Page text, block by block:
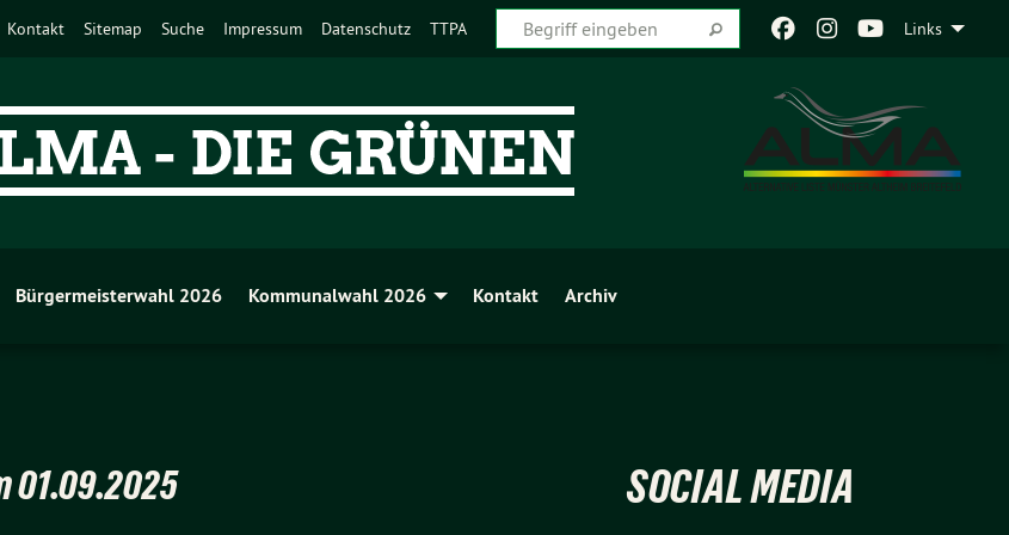
Links
Kontakt Sitemap Suche Impressum Datenschutz TTPA
Bürgermeisterwahl 2026 Kommunalwahl 2026 Kontakt Archiv
01.09.2025 SOCIAL MEDIA